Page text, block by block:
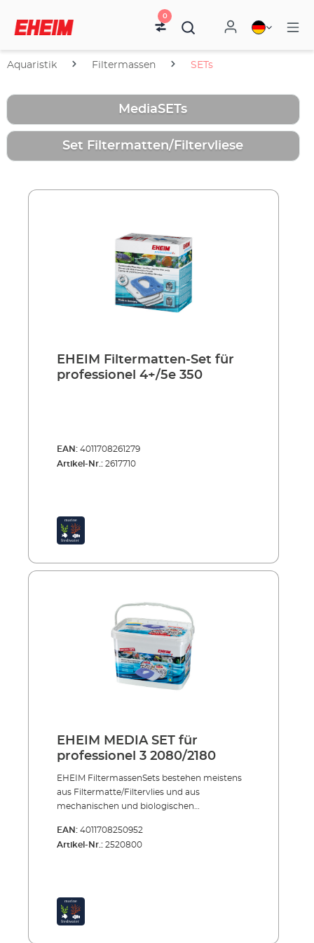
0
Aquaristik Filtermassen SETs
MediaSETs
Set Filtermatten/Filtervliese
EHEIM Filtermatten-Set für
professionel 4+/5e 350
EAN: 4011708261279
Artikel-Nr.: 2617710
EHEIM MEDIA SET für
professionel 3 2080/2180
EHEIM FiltermassenSets bestehen meistens
aus Filtermatte/Filtervlies und aus
mechanischen und biologischen
hocheffizient, in eigenen Forschungslabors
entwickelt, aus besten Rohstoffen hergestellt,
Das poröse Material wird gleichmäßig vom
Wasser durchdrungen und hält grobe und
EAN: 4011708250952
Artikel-Nr.: 2520800